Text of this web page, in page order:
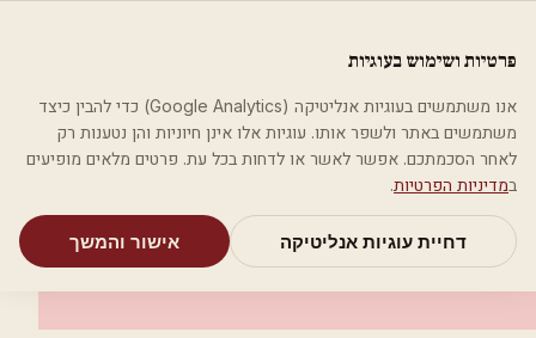
מאמריםקטגוריותחיפושאודות
בית קטגוריות אסתטיקה רפואית ד"ר דייויד צבר
אסתטיקה רפואית
ד"ר דייויד צבר
פרטיות ושימוש בעוגיות
אנו משתמשים בעוגיות אנליטיקה (Google Analytics) כדי להבין כיצד
משתמשים באתר ולשפר אותו. עוגיות אלו אינן חיוניות והן נטענות רק
לאחר הסכמתכם. אפשר לאשר או לדחות בכל עת. פרטים מלאים מופיעים
במדיניות הפרטיות.
דחיית עוגיות אנליטיקה אישור והמשך